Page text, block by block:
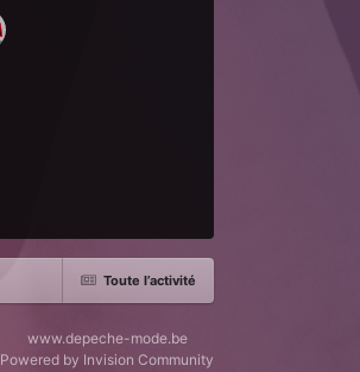
Toute l’activité
www.depeche-mode.be
Powered by Invision Community